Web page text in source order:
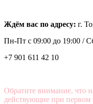
Ждём вас по адресу: г.
Пн-Пт с 09:00 до 19:00 /
+7 901 611 42 10
Обратите внимание, что
действующие при первом